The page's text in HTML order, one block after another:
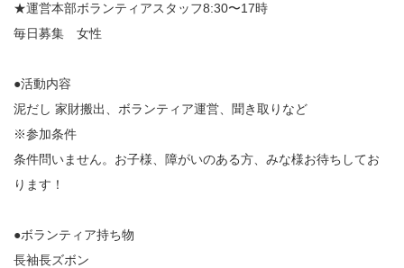
★運営本部ボランティアスタッフ8:30〜17時
毎日募集 女性
●活動内容
泥だし 家財搬出、ボランティア運営、聞き取りなど
※参加条件
条件問いません。お子様、障がいのある方、みな様お待ちしてお
ります！
●ボランティア持ち物
長袖長ズボン